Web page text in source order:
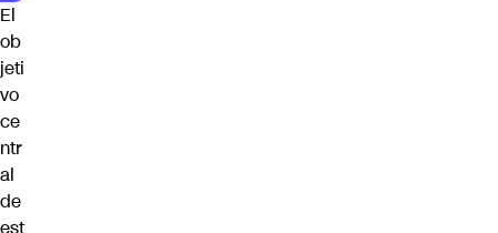
El
ob
jeti
vo
ce
ntr
al
de
est